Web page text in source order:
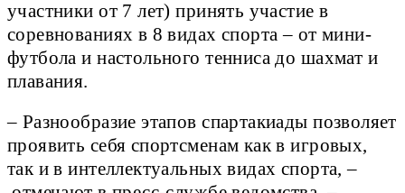
участники от 7 лет) принять участие в
соревнованиях в 8 видах спорта – от мини-
футбола и настольного тенниса до шахмат и
плавания.
– Разнообразие этапов спартакиады позволяет
проявить себя спортсменам как в игровых,
так и в интеллектуальных видах спорта, –